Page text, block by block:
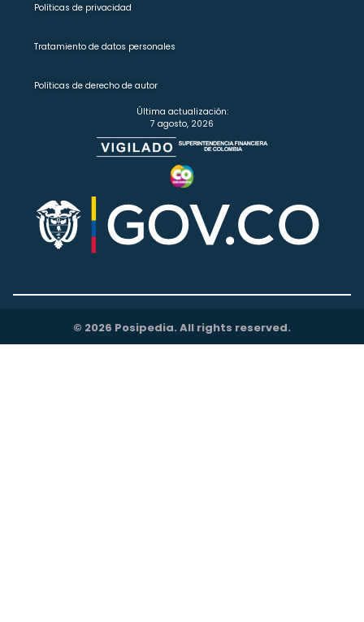
Políticas de privacidad
Tratamiento de datos personales
Políticas de derecho de autor
Última actualización:
7 agosto, 2026
© 2026 Posipedia. All rights reserved.